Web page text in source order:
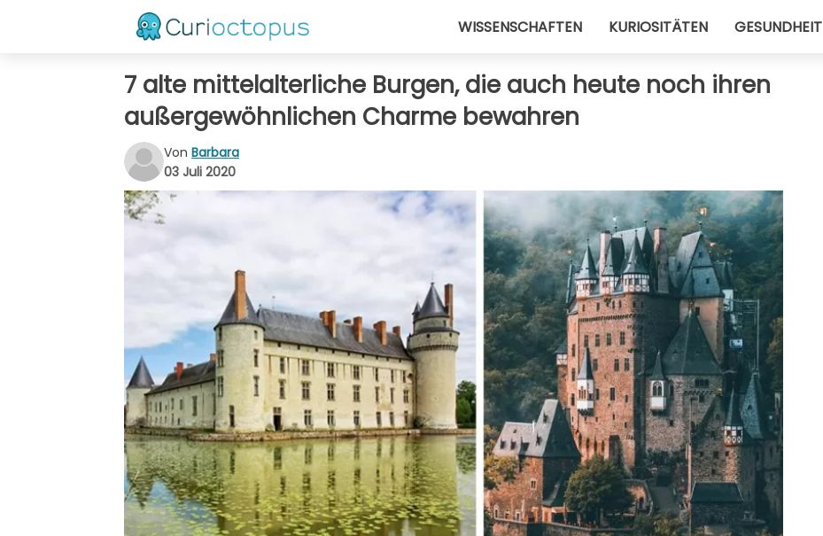
WISSENSCHAFTEN KURIOSITÄTEN GESUNDHEIT
7 alte mittelalterliche Burgen, die auch heute noch ihren
außergewöhnlichen Charme bewahren
Von Barbara
03 Juli 2020